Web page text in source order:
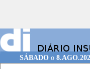
SÁBADOo